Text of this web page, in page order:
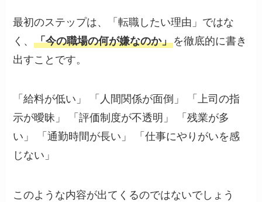
最初のステップは、「転職したい理由」ではな
く、「今の職場の何が嫌なのか」を徹底的に書き
出すことです。
「給料が低い」 「人間関係が面倒」 「上司の指
示が曖昧」 「評価制度が不透明」 「残業が多
い」 「通勤時間が長い」 「仕事にやりがいを感
じない」
このような内容が出てくるのではないでしょう